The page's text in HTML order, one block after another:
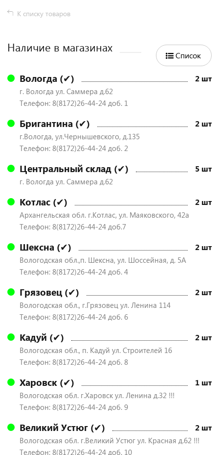
К списку товаров
Наличие в магазинах
Список
Вологда (✔) 2 шт
г. Вологда ул. Саммера д.62
Телефон: 8(8172)26-44-24 доб. 1
Бригантина (✔) 2 шт
г.Вологда, ул.Чернышевского, д.135
Телефон: 8(8172)26-44-24 доб. 2
Центральный склад (✔) 5 шт
г. Вологда ул. Саммера д.62
Котлас (✔) 2 шт
Архангельская обл. г.Котлас, ул. Маяковского, 42а
Телефон: 8(8172)26-44-24 доб.7
Шексна (✔) 2 шт
Вологодская обл.,п. Шексна, ул. Шоссейная, д. 5А
Телефон: 8(8172)26-44-24 доб. 4
Грязовец (✔) 2 шт
Вологодская обл., г.Грязовец ул. Ленина 114
Телефон: 8(8172)26-44-24 доб. 6
Кадуй (✔) 2 шт
Вологодская обл., п. Кадуй ул. Строителей 16
Телефон: 8(8172)26-44-24 доб. 8
Харовск (✔) 1 шт
Вологодская обл. г.Харовск ул. Ленина д.32 !!!
Телефон: 8(8172)26-44-24 доб. 9
Великий Устюг (✔) 2 шт
Вологодская обл. г.Великий Устюг ул. Красная д.62 !!!
Телефон: 8(8172)26-44-24 доб. 10